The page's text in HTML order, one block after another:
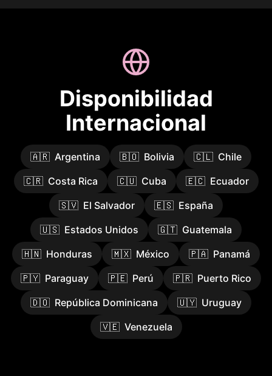
Disponibilidad
Internacional
🇦🇷 Argentina 🇧🇴 Bolivia 🇨🇱 Chile
🇨🇷 Costa Rica 🇨🇺 Cuba 🇪🇨 Ecuador
🇸🇻 El Salvador 🇪🇸 España
🇺🇸 Estados Unidos 🇬🇹 Guatemala
🇭🇳 Honduras 🇲🇽 México 🇵🇦 Panamá
🇵🇾 Paraguay 🇵🇪 Perú 🇵🇷 Puerto Rico
🇩🇴 República Dominicana 🇺🇾 Uruguay
🇻🇪 Venezuela